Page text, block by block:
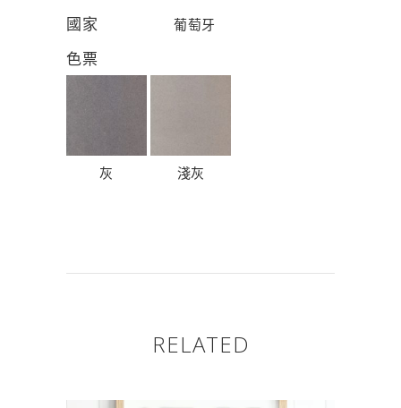
國家 葡萄牙
色票
灰 淺灰
RELATED